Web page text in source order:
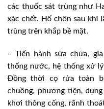
các thuốc sát trùng như
xác chết. Hố chôn sau khi
trùng trên khắp bề mặt.
– Tiến hành sửa chữa,
thống nước, hệ thống xử
Đồng thời cọ rửa toàn
chuồng, phương tiện,
khơi thông cống, rãnh